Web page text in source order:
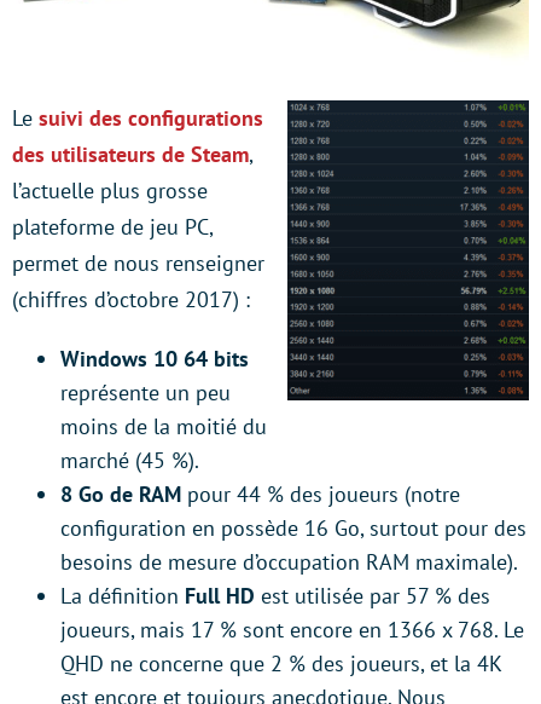
Le suivi des configurations
des utilisateurs de Steam,
l’actuelle plus grosse
plateforme de jeu PC,
permet de nous renseigner
(chiffres d’octobre 2017) :
Windows 10 64 bits
représente un peu
moins de la moitié du
marché (45 %).
8 Go de RAM pour 44 % des joueurs (notre
configuration en possède 16 Go, surtout pour des
besoins de mesure d’occupation RAM maximale).
La définition Full HD est utilisée par 57 % des
joueurs, mais 17 % sont encore en 1366 x 768. Le
QHD ne concerne que 2 % des joueurs, et la 4K
est encore et toujours anecdotique. Nous